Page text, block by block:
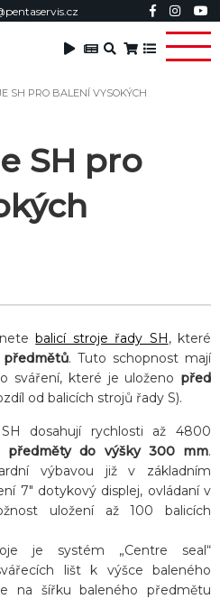
SH PRO BALENÍ VYSOKÝCH
SH pro
balicí stroje řady SH, které
. Tuto schopnost mají
sváření, které je uloženo před
od balicích strojů řady S).
dosahují rychlosti až 4800
předměty do výšky 300 mm.
výbavou již v základním
7″ dotykový displej, ovládaní v
uložení až 100 balicích
je systém „Centre seal“
lišt k výšce baleného
na šířku baleného předmětu